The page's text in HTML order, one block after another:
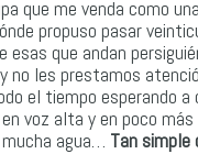
que me venda como
propuso pasar
esas que andan
no les prestamos
el tiempo esperando a
voz alta y en poco más
agua… Tan simple